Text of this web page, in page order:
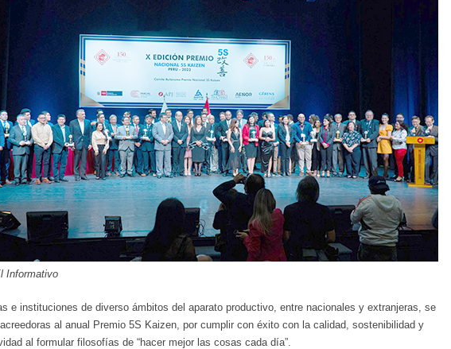
Informativo
e instituciones de diverso ámbitos del aparato productivo, entre nacionales y extranjeras, se
al anual Premio 5S Kaizen, por cumplir con éxito con la calidad, sostenibilidad y
al formular filosofías de “hacer mejor las cosas cada día”.